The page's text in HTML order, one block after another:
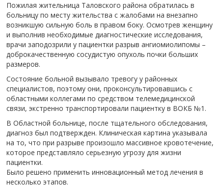
Пожилая жительница Таловского района обратилась в
больницу по месту жительства с жалобами на внезапно
возникшую сильную боль в правом боку. Осмотрев женщину
и выполнив необходимые диагностические исследования,
врачи заподозрили у пациентки разрыв ангиомиолипомы –
доброкачественную сосудистую опухоль почки больших
размеров.
Состояние больной вызывало тревогу у районных
специалистов, поэтому они, проконсультировавшись с
областными коллегами по средством телемедицинской
связи, экстренно транспортировали пациентку в ВОКБ №1.
В Областной больнице, после тщательного обследования,
диагноз был подтвержден. Клиническая картина указывала
на то, что при разрыве произошло массивное кровотечение,
которое представляло серьезную угрозу для жизни
пациентки.
Было решено применить инновационный метод лечения в
несколько этапов.